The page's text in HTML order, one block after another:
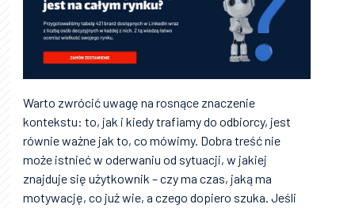
Warto zwrócić uwagę na rosnące znaczenie
kontekstu: to, jak i kiedy trafiamy do odbiorcy, jest
równie ważne jak to, co mówimy. Dobra treść nie
może istnieć w oderwaniu od sytuacji, w jakiej
znajduje się użytkownik – czy ma czas, jaką ma
motywację, co już wie, a czego dopiero szuka. Jeśli